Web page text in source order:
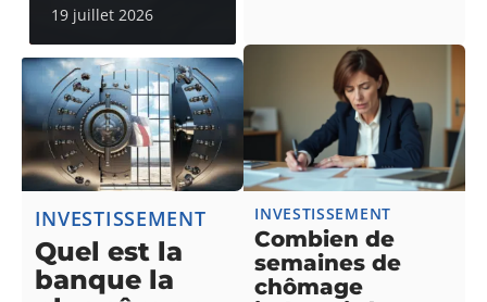
19 juillet 2026
INVESTISSEMENT
Quel est la
banque la
INVESTISSEMENT
Combien de
semaines de
chômage